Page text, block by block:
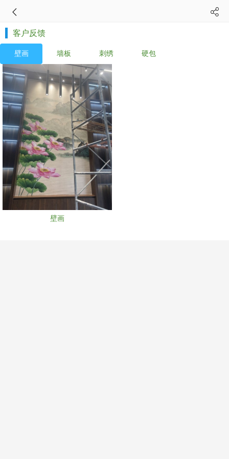
客户反馈
壁画 墙板 刺绣 硬包
壁画